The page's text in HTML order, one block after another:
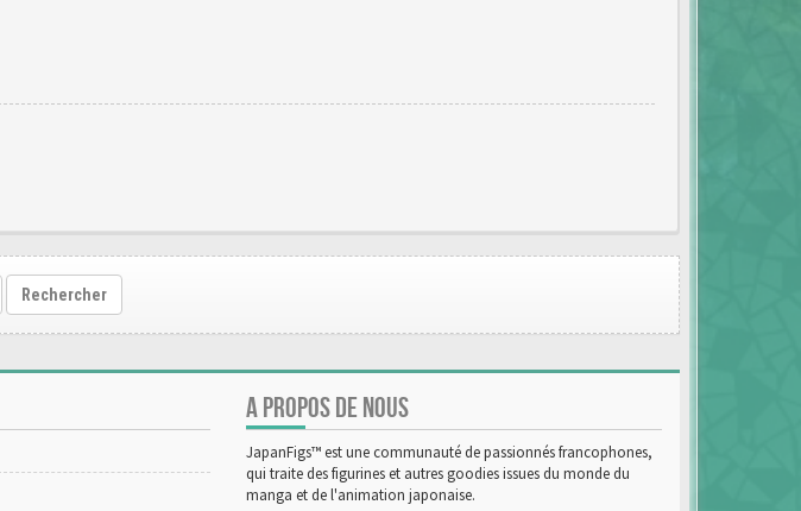
Rechercher
A PROPOS DE NOUS
JapanFigs™ est une communauté de passionnés francophones,
qui traite des figurines et autres goodies issues du monde du
manga et de l'animation japonaise.